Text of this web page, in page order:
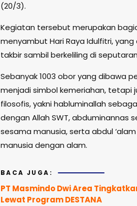
(20/3).
Kegiatan tersebut merupakan
menyambut Hari Raya Idulfitri,
takbir sambil berkeliling di
Sebanyak 1003 obor yang dibawa
menjadi simbol kemeriahan, tetapi
filosofis, yakni habluminallah
dengan Allah SWT, abduminannas
sesama manusia, serta abdul
manusia dengan alam.
BACA JUGA:
PT Masmindo Dwi Area
Lewat Program DESTANA